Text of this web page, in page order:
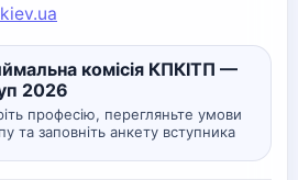
комісія КПКІТП —
2026
професію, перегляньте умови
та заповніть анкету вступника